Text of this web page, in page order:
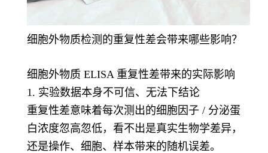
细胞外物质检测的重复性差会带来哪些影响？
细胞外物质 ELISA 重复性差带来的实际影响
1. 实验数据本身不可信、无法下结论
重复性差意味着每次测出的细胞因子 / 分泌蛋
白浓度忽高忽低，看不出是真实生物学差异，
还是操作、细胞、样本带来的随机误差。